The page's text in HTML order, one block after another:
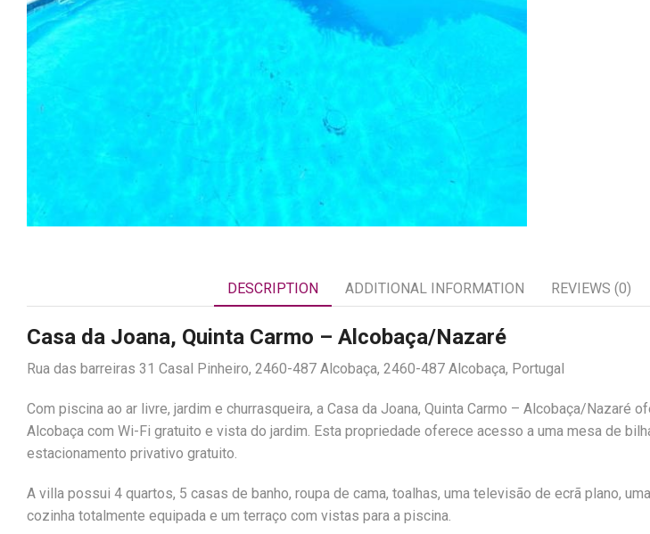
DESCRIPTION ADDITIONAL INFORMATION REVIEWS (0)
Casa da Joana, Quinta Carmo – Alcobaça/Nazaré
Rua das barreiras 31 Casal Pinheiro, 2460-487 Alcobaça, 2460-487 Alcobaça, Portugal
Com piscina ao ar livre, jardim e churrasqueira, a Casa da Joana, Quinta Carmo – Alcobaça/Nazaré
Alcobaça com Wi-Fi gratuito e vista do jardim. Esta propriedade oferece acesso a uma mesa de
estacionamento privativo gratuito.
A villa possui 4 quartos, 5 casas de banho, roupa de cama, toalhas, uma televisão de ecrã plano,
cozinha totalmente equipada e um terraço com vistas para a piscina.